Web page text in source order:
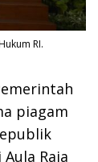
RI.
piagam
Raja